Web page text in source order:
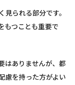
られる部分です。
もつことも重要で
はありませんが、都
慮を持った方がよい